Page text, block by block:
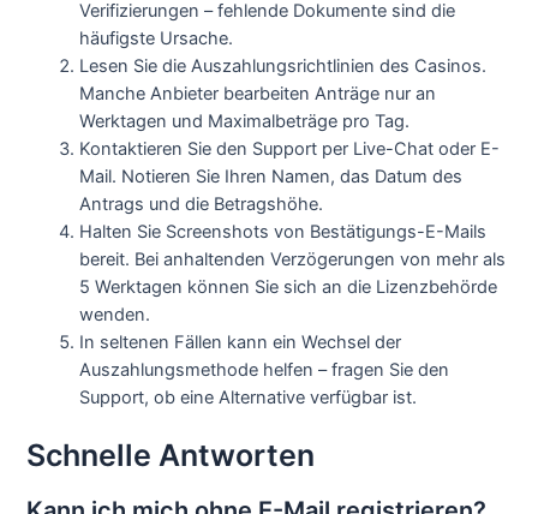
Verifizierungen – fehlende Dokumente sind die
häufigste Ursache.
Lesen Sie die Auszahlungsrichtlinien des Casinos.
Manche Anbieter bearbeiten Anträge nur an
Werktagen und Maximalbeträge pro Tag.
Kontaktieren Sie den Support per Live-Chat oder E-
Mail. Notieren Sie Ihren Namen, das Datum des
Antrags und die Betragshöhe.
Halten Sie Screenshots von Bestätigungs-E-Mails
bereit. Bei anhaltenden Verzögerungen von mehr als
5 Werktagen können Sie sich an die Lizenzbehörde
wenden.
In seltenen Fällen kann ein Wechsel der
Auszahlungsmethode helfen – fragen Sie den
Support, ob eine Alternative verfügbar ist.
Schnelle Antworten